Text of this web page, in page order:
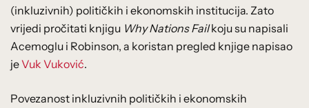
(inkluzivnih) političkih i ekonomskih institucija. Zato
vrijedi pročitati knjigu Why Nations Failkoju su napisali
Acemoglu i Robinson, a koristan pregled knjige napisao
jeVuk Vuković.
Povezanost inkluzivnih političkih i ekonomskih